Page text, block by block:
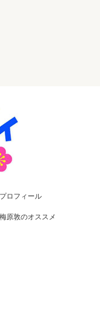
プロフィール
梅原敦のオススメ